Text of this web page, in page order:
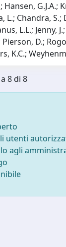
Hansen, G.J.A.;
L.; Chandra,
L.L.;
D.;
K.C.;
8 di 8
utenti
agli